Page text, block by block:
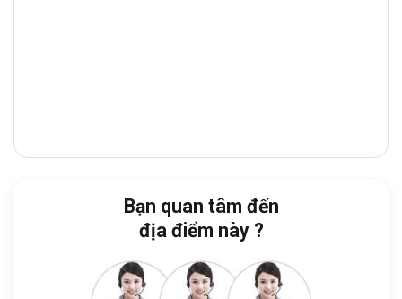
Cách Tòa nhà Broadway:2 phút
Cách Manulife Việt Nam: 2 phút
Cách Trung tâm hội chợ và triển lãm
Sài Gòn:3 phút
Bạn quan tâm đến
địa điểm này ?